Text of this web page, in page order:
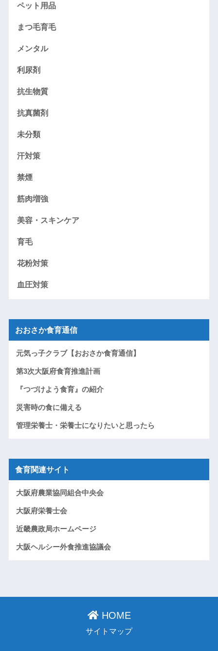
ペット用品
まつ毛育毛
メンタル
利尿剤
抗生物質
抗真菌剤
未分類
汗対策
禁煙
筋肉増強
美容・スキンケア
育毛
花粉対策
血圧対策
おおさか食育通信
元気っ子クラブ【おおさか食育通信】
第3次大阪府食育推進計画
『つづけよう食育』の紹介
災害時の食に備える
管理栄養士・栄養士になりたいと思ったら
食育関連サイト
大阪府農業協同組合中央会
大阪府栄養士会
近畿農政局ホームページ
大阪ヘルシー外食推進協議会
HOME
サイトマップ